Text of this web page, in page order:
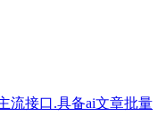
流接口.具备ai文章批量